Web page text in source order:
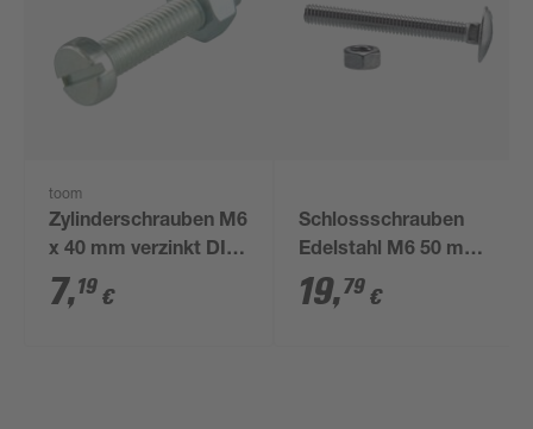
toom
Zylinderschrauben M6
x 40 mm verzinkt DIN
84 25 Stück
7,19 €
Schlossschrauben
Edelstahl M6 50 mm
25 Stück
19,79 €